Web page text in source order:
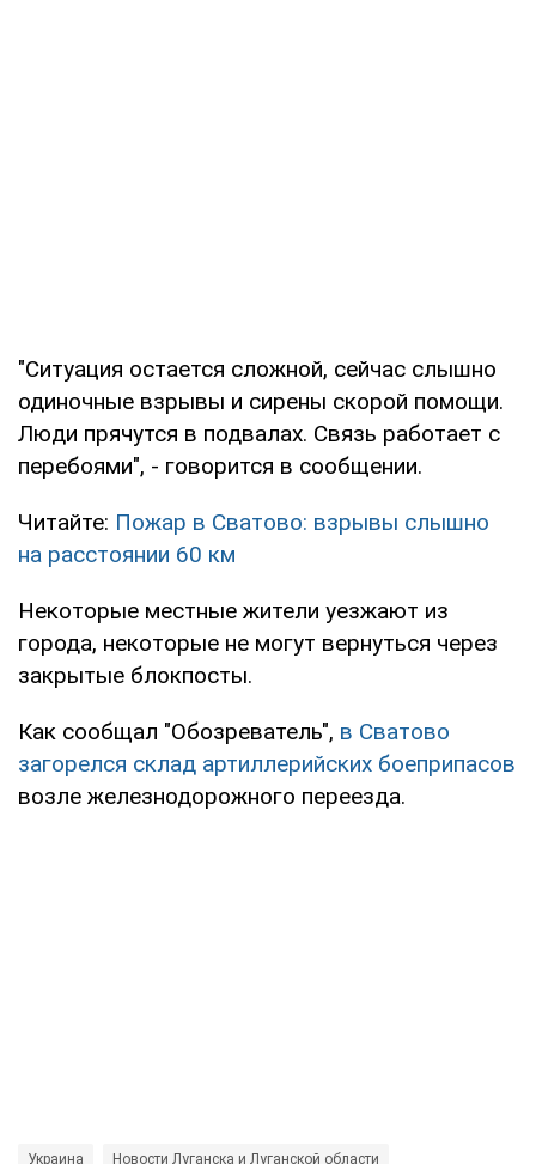
"Ситуация остается сложной, сейчас слышно
одиночные взрывы и сирены скорой помощи.
Люди прячутся в подвалах. Связь работает с
перебоями", - говорится в сообщении.
Читайте: Пожар в Сватово: взрывы слышно
на расстоянии 60 км
Некоторые местные жители уезжают из
города, некоторые не могут вернуться через
закрытые блокпосты.
Как сообщал "Обозреватель", в Сватово
загорелся склад артиллерийских боеприпасов
возле железнодорожного переезда.
Украина Новости Луганска и Луганской области